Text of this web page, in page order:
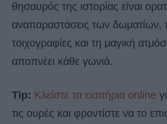
θησαυρός της ιστορίας είναι
αναπαραστάσεις των δωματίων,
τοιχογραφίες και τη μαγική
αποπνέει κάθε γωνιά.
Tip: Κλείστε τα εισιτήρια online
τις ουρές και φροντίστε να το